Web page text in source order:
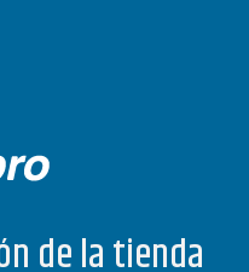
de la tienda